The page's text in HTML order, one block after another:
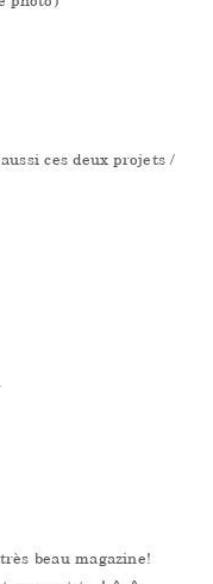
aussi ces deux projets /
beau magazine!